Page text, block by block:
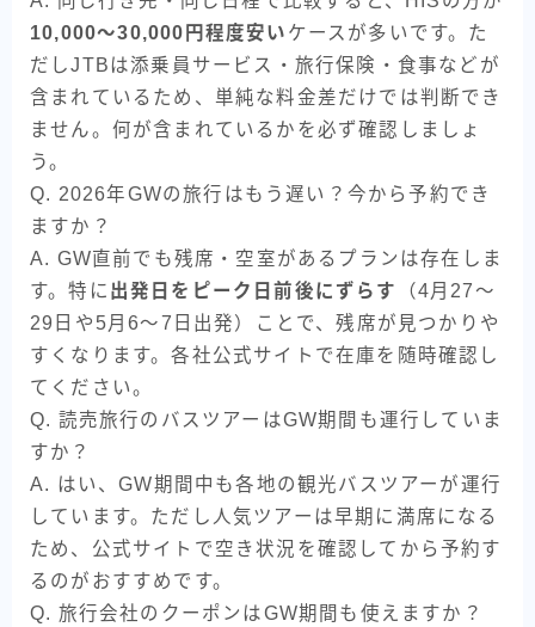
10,000〜30,000円程度安い ケースが多いです。た
だしJTBは添乗員サービス・旅行保険・食事などが
含まれているため、単純な料金差だけでは判断でき
ません。何が含まれているかを必ず確認しましょ
う。
Q. 2026年GWの旅行はもう遅い？今から予約でき
ますか？
A. GW直前でも残席・空室があるプランは存在しま
す。特に 出発日をピーク日前後にずらす
（4月27〜
29日や5月6〜7日出発）ことで、残席が見つかりや
すくなります。各社公式サイトで在庫を随時確認し
てください。
Q. 読売旅行のバスツアーはGW期間も運行していま
すか？
A. はい、GW期間中も各地の観光バスツアーが運行
しています。ただし人気ツアーは早期に満席になる
ため、公式サイトで空き状況を確認してから予約す
るのがおすすめです。
Q. 旅行会社のクーポンはGW期間も使えますか？